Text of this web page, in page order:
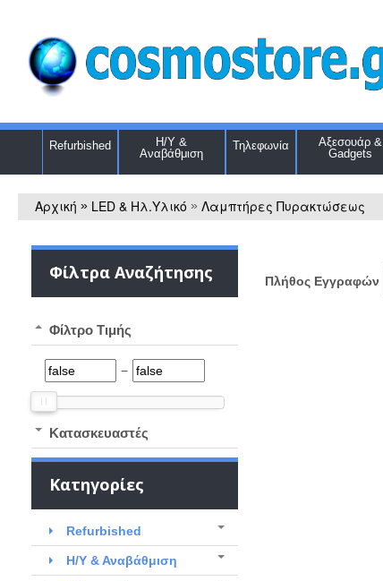
Refurbished
Η/Υ &
Αναβάθμιση
Τηλεφωνία
Αξεσουάρ &
Gadgets
Αρχική » LED & Ηλ.Υλικό » Λαμπτήρες Πυρακτώσεως
Φίλτρα Αναζήτησης
Φίλτρο Τιμής
−
Kατασκευαστές
Κατηγορίες
Refurbished
Η/Υ & Αναβάθμιση
Πλήθος Εγγραφών